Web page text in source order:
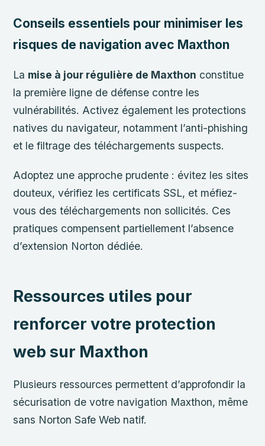
Conseils essentiels pour minimiser les
risques de navigation avec Maxthon
La mise à jour régulière de Maxthon constitue
la première ligne de défense contre les
vulnérabilités. Activez également les protections
natives du navigateur, notamment l’anti-phishing
et le filtrage des téléchargements suspects.
Adoptez une approche prudente : évitez les sites
douteux, vérifiez les certificats SSL, et méfiez-
vous des téléchargements non sollicités. Ces
pratiques compensent partiellement l’absence
d’extension Norton dédiée.
Ressources utiles pour
renforcer votre protection
web sur Maxthon
Plusieurs ressources permettent d’approfondir la
sécurisation de votre navigation Maxthon, même
sans Norton Safe Web natif.